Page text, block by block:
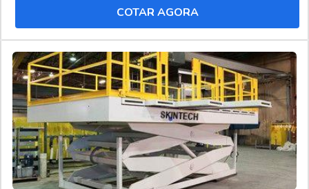
COTAR AGORA